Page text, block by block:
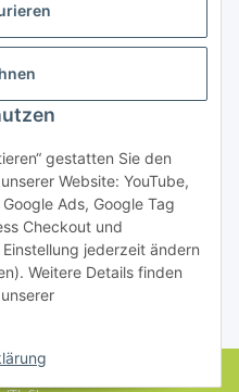
gestatten Sie den
Website: YouTube,
Ads, Google Tag
Checkout und
jederzeit ändern
Weitere Details finden